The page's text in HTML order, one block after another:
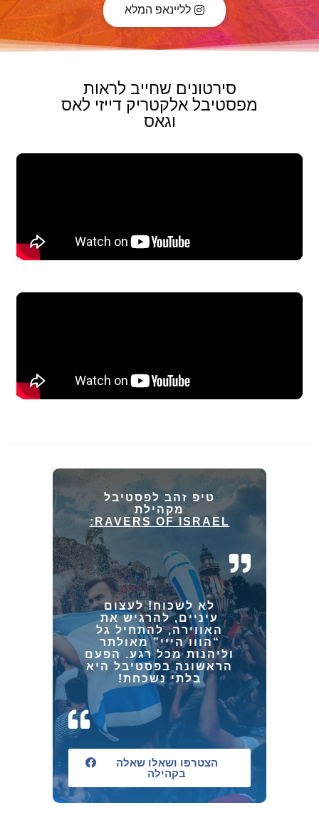
לליינאפ המלא
סירטונים שחייב לראות
מפסטיבל אלקטריק דייזי לאס
וגאס
טיפ זהב לפסטיבל
מקהילת
RAVERS OF ISRAEL:
לא לשכוח! לעצום
עיניים, להרגיש את
האווירה, להתחיל גל
“הווו הייי” מאולתר
וליהנות מכל רגע. הפעם
הראשונה בפסטיבל היא
בלתי נשכחת!
הצטרפו ושאלו שאלה
בקהילה